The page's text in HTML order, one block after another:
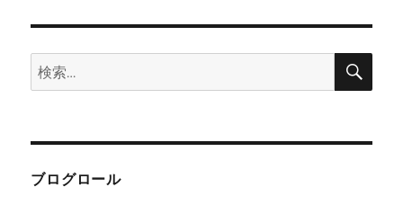
検
索:
検
ブログロール